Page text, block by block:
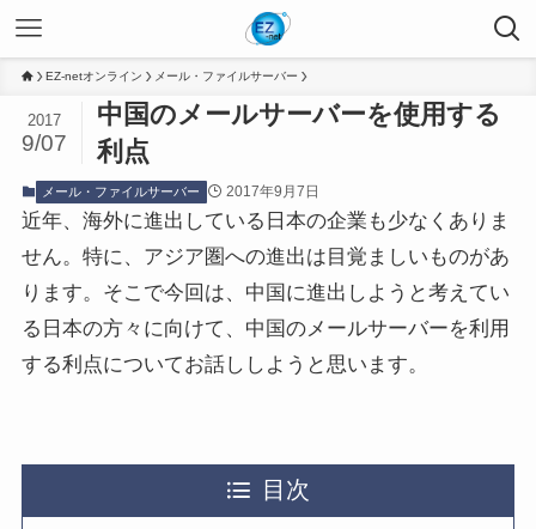
EZ-netオンライン メール・ファイルサーバー
中国のメールサーバーを使用する
利点
2017
9/07
メール・ファイルサーバー 2017年9月7日
近年、海外に進出している日本の企業も少なくありま
せん。特に、アジア圏への進出は目覚ましいものがあ
ります。そこで今回は、中国に進出しようと考えてい
る日本の方々に向けて、中国のメールサーバーを利用
する利点についてお話ししようと思います。
目次